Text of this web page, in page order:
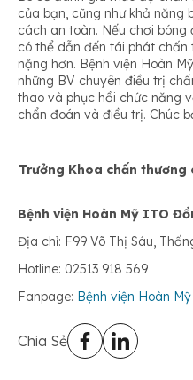
của bạn, cũng như khả
cách an toàn. Nếu chơi bóng
có thể dẫn đến tái phát
nặng hơn. Bệnh viện Hoàn
những BV chuyên điều trị
thao và phục hồi chức năng
chẩn đoán và điều trị. Chúc
Trưởng Khoa chấn thương
Bệnh viện Hoàn Mỹ ITO
Địa chỉ: F99 Võ Thị Sáu,
Hotline: 02513 918 569
Fanpage: Bệnh viện Hoàn
Chia Sẻ